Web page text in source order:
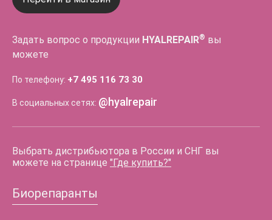
Задать вопрос о продукции HYALREPAIR® вы
можете
По телефону: +7 495 116 73 30
В социальных сетях: @hyalrepair
Выбрать дистрибьютора в России и СНГ вы
можете на странице "Где купить?"
Биорепаранты